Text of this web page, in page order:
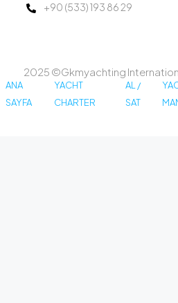
+90 (533) 193 86 29
2025 ©Gkmyachting
ANA
SAYFA
YACHT
CHARTER
AL /
SAT